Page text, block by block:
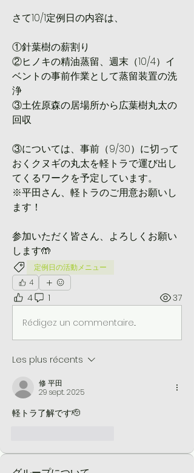
さて10/1定例日の内容は、
①針葉樹の薪割り
②ヒノキの精油蒸留、週末（10/4）イ
ベントの事前作業として蒸留装置の洗
浄
③土佐原森の居場所から広葉樹丸太の
回収
③については、事前（9/30）に切って
おくクヌギの丸太を軽トラで運び出し
てくるワークを予定しています。
※平田さん、軽トラのご用意お願いし
ます！
参加いただく皆さん、よろしくお願い
します🤲
定例日の活動メニュー
4
4 1 37
Rédigez un commentaire...
Les plus récents
修 平田
29 sept. 2025
軽トラ了解です🫡